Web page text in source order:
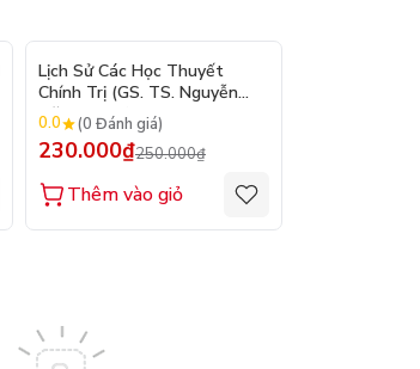
Lịch Sử Các Học Thuyết
Chính Trị (GS. TS. Nguyễn
Đăng Dung)
0.0 (0 Đánh giá)
230.000₫250.000₫
Thêm vào giỏ